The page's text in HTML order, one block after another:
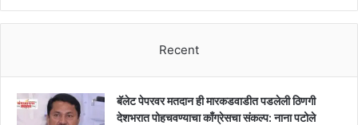
Recent
बॅलेट पेपरवर मतदान ही मारकडवाडीत पडलेली ठिणगी
देशभरात पोहचवण्याचा काँग्रेसचा संकल्प: नाना पटोले